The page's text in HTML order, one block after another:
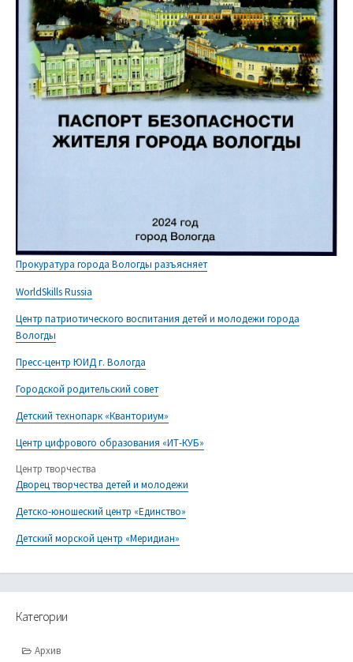
Прокуратура города Вологды разъясняет
WorldSkills Russia
Центр патриотического воспитания детей и молодежи города
Вологды
Пресс-центр ЮИД г. Вологда
Городской родительский совет
Детский технопарк «Кванториум»
Центр цифрового образования «ИТ-КУБ»
Центр творчества
Дворец творчества детей и молодежи
Детско-юношеский центр «Единство»
Детский морской центр «Меридиан»
Категории
Архив